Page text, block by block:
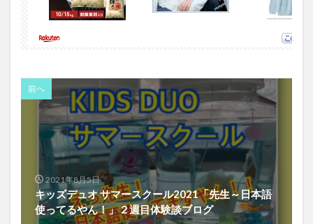
前へ
2021年8月5日
キッズデュオ サマースクール2021「先生～日本語
使ってるやん！」２週目体験談ブログ